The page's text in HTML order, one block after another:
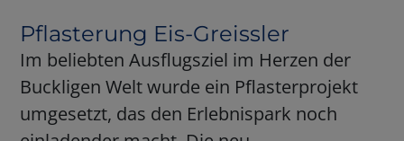
Pflasterung Eis-Greissler
Im beliebten Ausflugsziel im Herzen der
Buckligen Welt wurde ein Pflasterprojekt
umgesetzt, das den Erlebnispark noch